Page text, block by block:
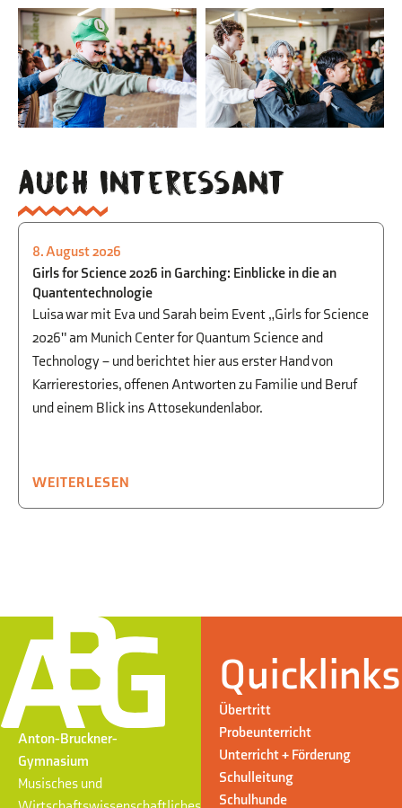
Auch interessant
PHYSIK,BEGABTENFÖRDERUNG
UND BERUFSORIENTIERUNG
8. August 2026
Girls for Science 2026 in Garching: Einblicke in die an
Quantentechnologie
Luisa war mit Eva und Sarah beim Event „Girls for Science
2026" am Munich Center for Quantum Science and
Technology – und berichtet hier aus erster Hand von
Karrierestories, offenen Antworten zu Familie und Beruf
und einem Blick ins Attosekundenlabor.
WEITERLESEN
Anton-Bruckner-
Gymnasium
Musisches und
Quicklinks
Übertritt
Probeunterricht
Unterricht + Förderung
Schulleitung
Schulhunde